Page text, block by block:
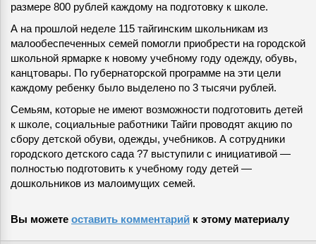
размере 800 рублей каждому на подготовку к школе.
А на прошлой неделе 115 тайгинским школьникам из
малообеспеченных семей помогли приобрести на городской
школьной ярмарке к новому учебному году одежду, обувь,
канцтовары. По губернаторской программе на эти цели
каждому ребенку было выделено по 3 тысячи рублей.
Семьям, которые не имеют возможности подготовить детей
к школе, социальные работники Тайги проводят акцию по
сбору детской обуви, одежды, учебников. А сотрудники
городского детского сада ?7 выступили с инициативой —
полностью подготовить к учебному году детей —
дошкольников из малоимущих семей.
Вы можете оставить комментарий к этому материалу